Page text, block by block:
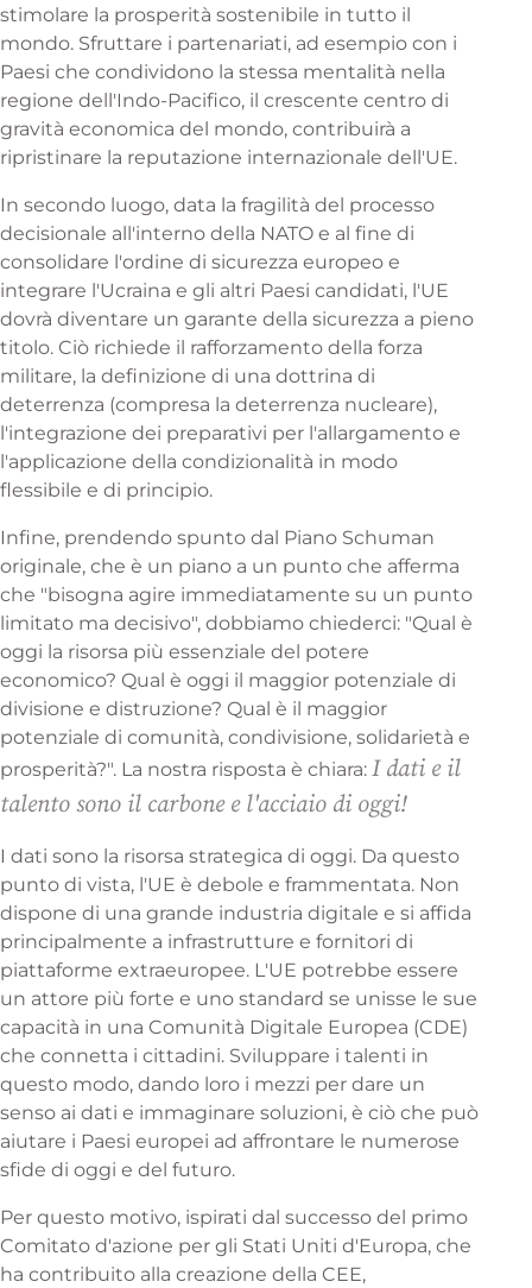
stimolare la prosperità sostenibile in tutto il
mondo. Sfruttare i partenariati, ad esempio con i
Paesi che condividono la stessa mentalità nella
regione dell'Indo-Pacifico, il crescente centro di
gravità economica del mondo, contribuirà a
ripristinare la reputazione internazionale dell'UE.
In secondo luogo, data la fragilità del processo
decisionale all'interno della NATO e al fine di
consolidare l'ordine di sicurezza europeo e
integrare l'Ucraina e gli altri Paesi candidati, l'UE
dovrà diventare un garante della sicurezza a pieno
titolo. Ciò richiede il rafforzamento della forza
militare, la definizione di una dottrina di
deterrenza (compresa la deterrenza nucleare),
l'integrazione dei preparativi per l'allargamento e
l'applicazione della condizionalità in modo
flessibile e di principio.
Infine, prendendo spunto dal Piano Schuman
originale, che è un piano a un punto che afferma
che "bisogna agire immediatamente su un punto
limitato ma decisivo", dobbiamo chiederci: "Qual è
oggi la risorsa più essenziale del potere
economico? Qual è oggi il maggior potenziale di
divisione e distruzione? Qual è il maggior
potenziale di comunità, condivisione, solidarietà e
prosperità?". La nostra risposta è chiara: I dati e il
talento sono il carbone e l'acciaio di oggi!
I dati sono la risorsa strategica di oggi. Da questo
punto di vista, l'UE è debole e frammentata. Non
dispone di una grande industria digitale e si affida
principalmente a infrastrutture e fornitori di
piattaforme extraeuropee. L'UE potrebbe essere
un attore più forte e uno standard se unisse le sue
capacità in una Comunità Digitale Europea (CDE)
che connetta i cittadini. Sviluppare i talenti in
questo modo, dando loro i mezzi per dare un
senso ai dati e immaginare soluzioni, è ciò che può
aiutare i Paesi europei ad affrontare le numerose
sfide di oggi e del futuro.
Per questo motivo, ispirati dal successo del primo
Comitato d'azione per gli Stati Uniti d'Europa, che
ha contribuito alla creazione della CEE,